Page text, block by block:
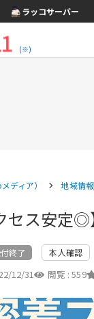
ラッコサーバー
(※)
ディア） 地域情報
セス安
終了 本人確認
12/31 閲覧 :559